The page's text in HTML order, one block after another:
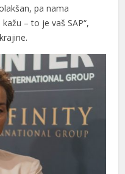
pa nama
– to je vaš SAP“,